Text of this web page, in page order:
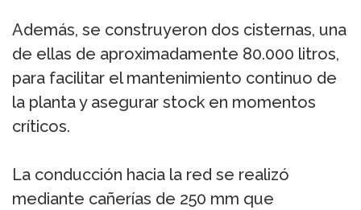
Además, se construyeron dos cisternas, una
de ellas de aproximadamente 80.000 litros,
para facilitar el mantenimiento continuo de
la planta y asegurar stock en momentos
críticos.
La conducción hacia la red se realizó
mediante cañerías de 250 mm que